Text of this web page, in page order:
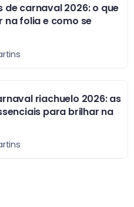
de carnaval 2026: o que
na folia e como se
riachuelo 2026: as
para brilhar na